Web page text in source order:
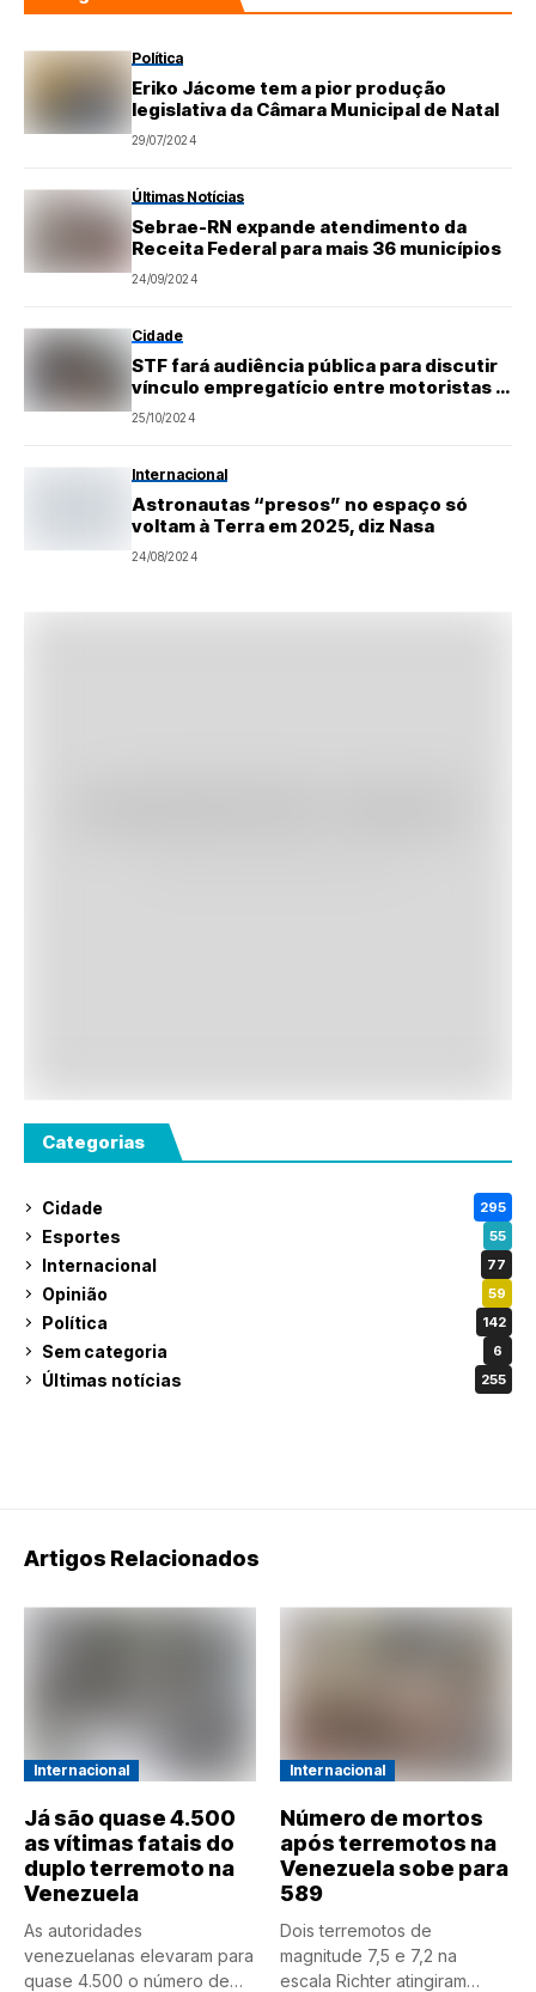
Política
Eriko Jácome tem a pior produção
legislativa da Câmara Municipal de Natal
29/07/2024
Últimas Notícias
Sebrae-RN expande atendimento da
Receita Federal para mais 36 municípios
24/09/2024
Cidade
STF fará audiência pública para discutir
vínculo empregatício entre motoristas e
plataformas digitais
25/10/2024
Internacional
Astronautas “presos” no espaço só
voltam à Terra em 2025, diz Nasa
24/08/2024
Categorias
Cidade 295
Esportes 55
Internacional 77
Opinião 59
Política 142
Sem categoria 6
Últimas notícias 255
Artigos Relacionados
Internacional
Já são quase 4.500
as vítimas fatais do
duplo terremoto na
Venezuela
As autoridades
venezuelanas elevaram para
quase 4.500 o número de
Internacional
Número de mortos
após terremotos na
Venezuela sobe para
589
Dois terremotos de
magnitude 7,5 e 7,2 na
escala Richter atingiram